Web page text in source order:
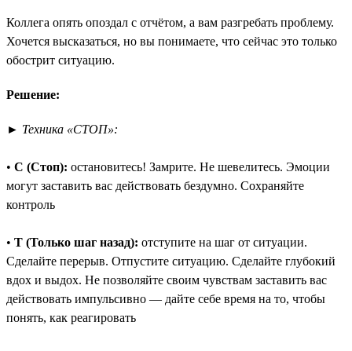
Коллега опять опоздал с отчётом, а вам разгребать проблему.
Хочется высказаться, но вы понимаете, что сейчас это только
обострит ситуацию.
Решение:
► Техника «СТОП»:
• С (Стоп): остановитесь! Замрите. Не шевелитесь. Эмоции
могут заставить вас действовать бездумно. Сохраняйте
контроль
• Т (Только шаг назад): отступите на шаг от ситуации.
Сделайте перерыв. Отпустите ситуацию. Сделайте глубокий
вдох и выдох. Не позволяйте своим чувствам заставить вас
действовать импульсивно — дайте себе время на то, чтобы
понять, как реагировать